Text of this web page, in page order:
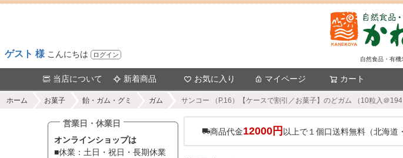
ゲスト 様 こんにちは ログイン
自然食品・有機
当店について 新着商品 お気に入り マイページ カート
ホーム お菓子 飴・ガム・グミ ガム サンコー （P.16）【ケースで割引／お菓子】のどガム （10粒入＠
営業日・休業日
オンラインショップは
■休業：土日・祝日・長期休業
商品代金12000円 以上で１個口送料無料（北海